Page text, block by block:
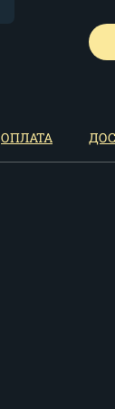
ОПЛАТА